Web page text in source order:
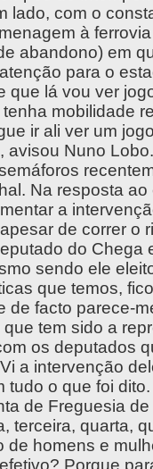
lado, com o
à
abandono) em
para o
que lá vou ver
mobilidade
ir ali ver um
avisou Nuno
Na resposta
a
de correr o
do Chega
sendo ele
que temos,
de facto parece-
tem sido a
os deputados
a intervenção
tudo o que foi
de Freguesia
terceira, quarta,
de homens e
Porque